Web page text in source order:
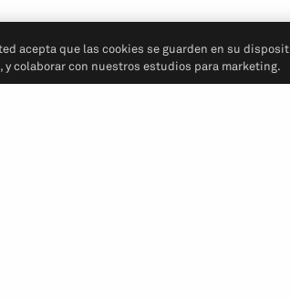
acepta que las cookies se guarden en su
colaborar con nuestros estudios para marketing.